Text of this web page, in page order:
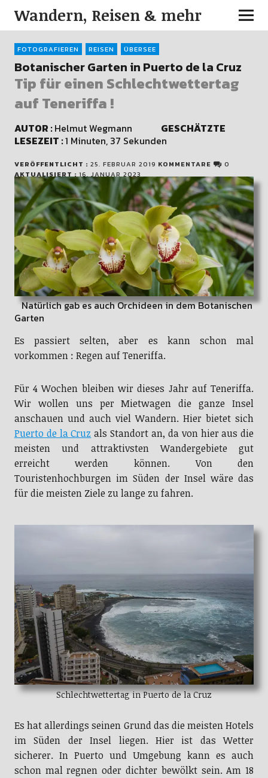
Wandern, Reisen & mehr
FOTOGRAFIEREN REISEN ÜBERSEE
Botanischer Garten in Puerto de la Cruz
Tip für einen Schlechtwettertag
auf Teneriffa !
AUTOR :Helmut Wegmann GESCHÄTZTE
LESEZEIT :1 Minuten, 37 Sekunden
VERÖFFENTLICHT : 25. FEBRUAR 2019 KOMMENTARE
0
AKTUALISIERT : 16. JANUAR 2023
Natürlich gab es auch Orchideen in dem Botanischen
Garten
Es passiert selten, aber es kann schon mal
vorkommen : Regen auf Teneriffa.
Für 4 Wochen bleiben wir dieses Jahr auf Teneriffa.
Wir wollen uns per Mietwagen die ganze Insel
anschauen und auch viel Wandern. Hier bietet sich
Puerto de la Cruz als Standort an, da von hier aus die
meisten und attraktivsten Wandergebiete gut
erreicht werden können. Von den
Touristenhochburgen im Süden der Insel wäre das
für die meisten Ziele zu lange zu fahren.
Schlechtwettertag in Puerto de la Cruz
Es hat allerdings seinen Grund das die meisten Hotels
im Süden der Insel liegen. Hier ist das Wetter
sicherer. In Puerto und Umgebung kann es auch
schon mal regnen oder dichter bewölkt sein. Am 18